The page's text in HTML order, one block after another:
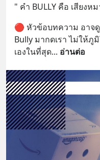
" คำ BULLY คือ เสียงห
🔴 หัวข้อบทความ อาจ
Bully มากดเรา ไม่ให้ภู
เองในที่สุด... อ่านต่อ